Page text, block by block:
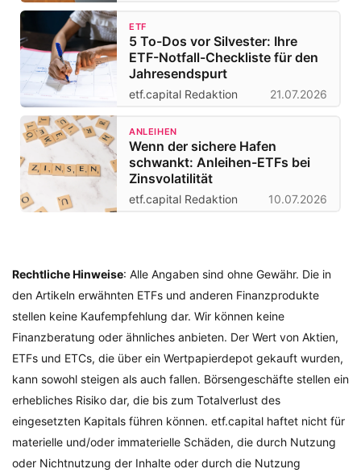
ETF
5 To-Dos vor Silvester: Ihre
ETF-Notfall-Checkliste für den
Jahresendspurt
etf.capital Redaktion 21.07.2026
ANLEIHEN
Wenn der sichere Hafen
schwankt: Anleihen-ETFs bei
Zinsvolatilität
etf.capital Redaktion 10.07.2026
Rechtliche Hinweise: Alle Angaben sind ohne Gewähr. Die in
den Artikeln erwähnten ETFs und anderen Finanzprodukte
stellen keine Kaufempfehlung dar. Wir können keine
Finanzberatung oder ähnliches anbieten. Der Wert von Aktien,
ETFs und ETCs, die über ein Wertpapierdepot gekauft wurden,
kann sowohl steigen als auch fallen. Börsengeschäfte stellen ein
erhebliches Risiko dar, die bis zum Totalverlust des
eingesetzten Kapitals führen können. etf.capital haftet nicht für
materielle und/oder immaterielle Schäden, die durch Nutzung
oder Nichtnutzung der Inhalte oder durch die Nutzung